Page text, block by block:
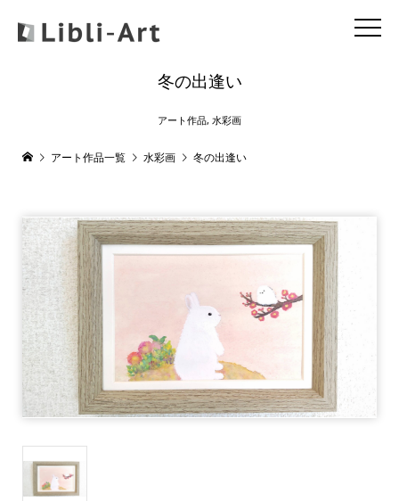
冬の出逢い
アート作品, 水彩画
アート作品一覧 水彩画 冬の出逢い